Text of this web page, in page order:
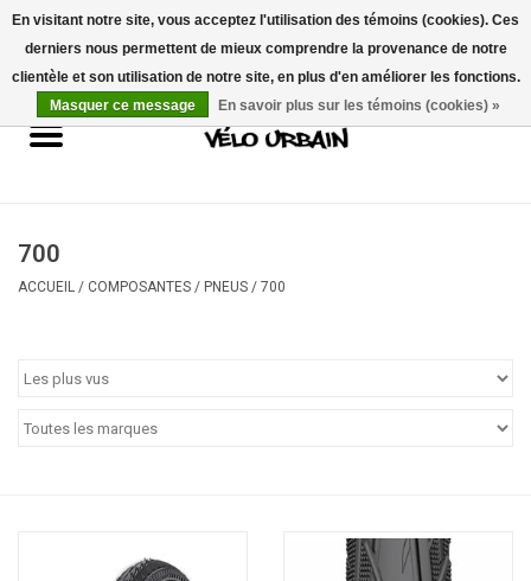
USD/CAD 0 Articles - 0,00$CA
Vélos neufs
Mécanique
Idées Cadeaux
700
ACCUEIL / COMPOSANTES / PNEUS / 700
En visitant notre site, vous acceptez l'utilisation des témoins (cookies). Ces
derniers nous permettent de mieux comprendre la provenance de notre
clientèle et son utilisation de notre site, en plus d'en améliorer les fonctions.
Masquer ce message
En savoir plus sur les témoins (cookies) »